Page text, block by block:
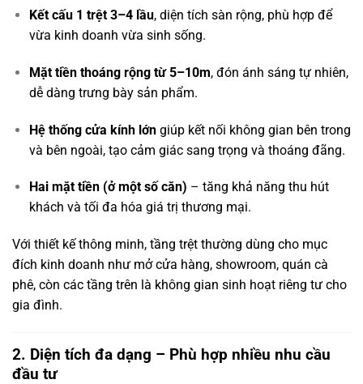
Kết cấu 1 trệt 3–4 lầu, diện tích sàn rộng, phù hợp để
vừa kinh doanh vừa sinh sống.
Mặt tiền thoáng rộng từ 5–10m, đón ánh sáng tự nhiên,
dễ dàng trưng bày sản phẩm.
Hệ thống cửa kính lớngiúp kết nối không gian bên trong
và bên ngoài, tạo cảm giác sang trọng và thoáng đãng.
Hai mặt tiền (ở một số căn) – tăng khả năng thu hút
khách và tối đa hóa giá trị thương mại.
Với thiết kế thông minh, tầng trệt thường dùng cho mục
đích kinh doanh như mở cửa hàng, showroom, quán cà
phê, còn các tầng trên là không gian sinh hoạt riêng tư cho
gia đình.
2. Diện tích đa dạng – Phù hợp nhiều nhu cầu
đầu tư